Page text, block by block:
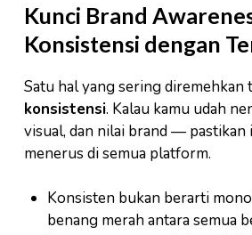
Kunci Brand
Konsistensi dengan
Satu hal yang sering diremehkan
konsistensi. Kalau kamu udah
visual, dan nilai brand — pastikan
menerus di semua platform.
Konsisten bukan berarti
benang merah antara semua